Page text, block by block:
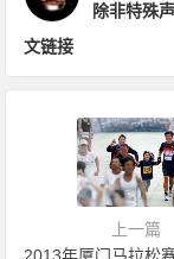
除非特殊
文链接
上一篇